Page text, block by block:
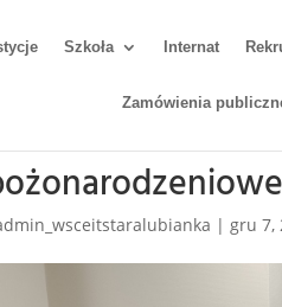
Szkoła Internat
Zamówienia
|gru 7,